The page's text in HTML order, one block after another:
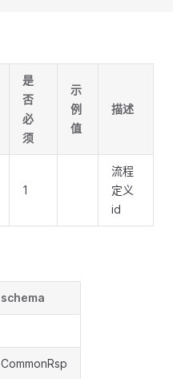
是
否
必
须
示
例
值
描述
1
流程
定义
id
schema
CommonRsp